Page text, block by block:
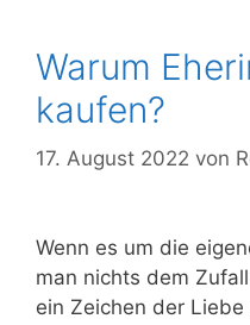
Warum
kaufen?
17. August 2022 von
Wenn es um die
man nichts dem
ein Zeichen der